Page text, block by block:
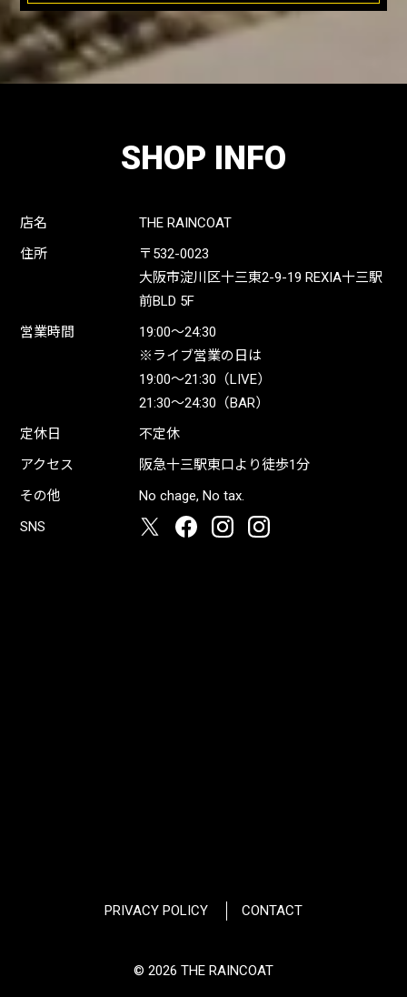
SHOP INFO
店名
THE RAINCOAT
住所
〒532-0023
大阪市淀川区十三東2-9-19 REXIA十三駅
前BLD 5F
営業時間
19:00〜24:30
※ライブ営業の日は
19:00〜21:30（LIVE）
21:30〜24:30（BAR）
定休日
不定休
アクセス
阪急十三駅東口より徒歩1分
その他
No chage, No tax.
SNS
PRIVACY POLICY CONTACT
© 2026 THE RAINCOAT